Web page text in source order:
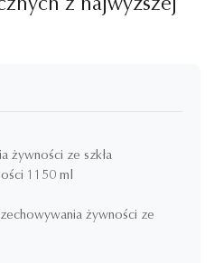
z najwyższej
żywności ze szkła
1150 ml
żywności ze